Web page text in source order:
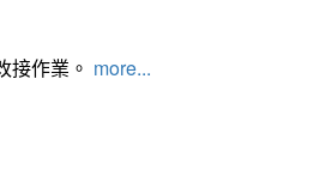
接作業。 more...